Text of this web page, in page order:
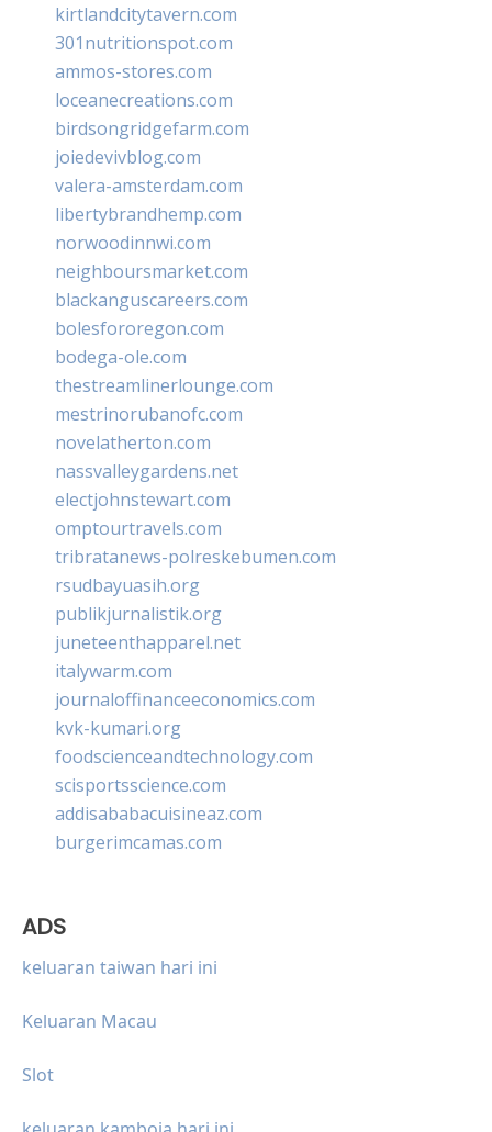
kirtlandcitytavern.com
301nutritionspot.com
ammos-stores.com
loceanecreations.com
birdsongridgefarm.com
joiedevivblog.com
valera-amsterdam.com
libertybrandhemp.com
norwoodinnwi.com
neighboursmarket.com
blackanguscareers.com
bolesfororegon.com
bodega-ole.com
thestreamlinerlounge.com
mestrinorubanofc.com
novelatherton.com
nassvalleygardens.net
electjohnstewart.com
omptourtravels.com
tribratanews-polreskebumen.com
rsudbayuasih.org
publikjurnalistik.org
juneteenthapparel.net
italywarm.com
journaloffinanceeconomics.com
kvk-kumari.org
foodscienceandtechnology.com
scisportsscience.com
addisababacuisineaz.com
burgerimcamas.com
ADS
keluaran taiwan hari ini
Keluaran Macau
Slot